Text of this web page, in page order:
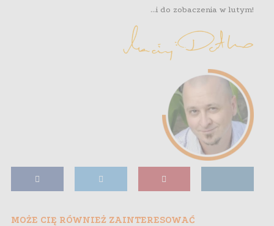
…i do zobaczenia w lutym!
MOŻE CIĘ RÓWNIEŻ ZAINTERESOWAĆ